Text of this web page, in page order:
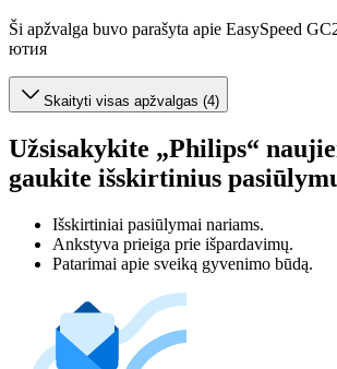
Ši apžvalga buvo parašyta apie EasySpeed
ютия
Skaityti visas apžvalgas (4)
Užsisakykite „Philips“
gaukite išskirtinius
Išskirtiniai pasiūlymai nariams.
Ankstyva prieiga prie išpardavimų.
Patarimai apie sveiką gyvenimo būdą.